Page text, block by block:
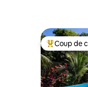
Coup de
Coup de